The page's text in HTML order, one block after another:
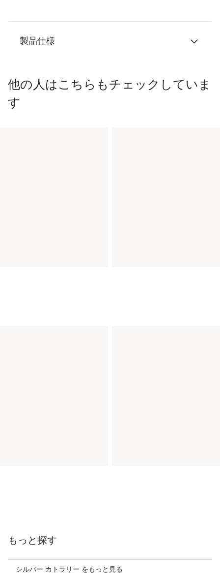
製品仕様
他の人はこちらもチェックしていま
す
もっと探す
シルバー カトラリー をもっと見る